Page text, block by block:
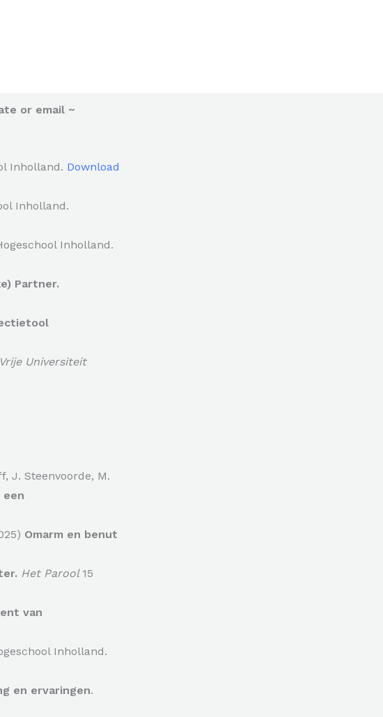
or email ~
Inholland. Download
Inholland.
Inholland.
Partner.
Universiteit
J. Steenvoorde, M.
een
Omarm en benut
Het Parool 15
van
Inholland.
en ervaringen.